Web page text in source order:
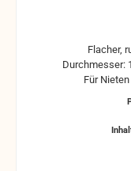
Flacher,
Durchmesser:
Für